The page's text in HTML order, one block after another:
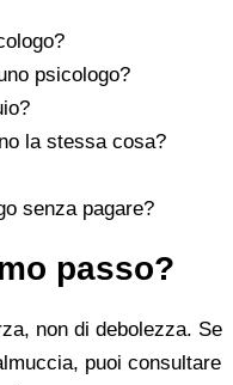
psicologo?
la stessa cosa?
senza pagare?
passo?
non di debolezza. Se
puoi consultare